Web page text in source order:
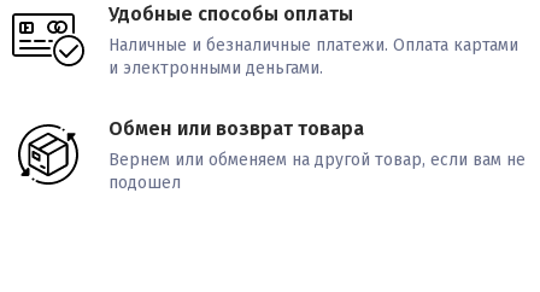
Удобные способы оплаты
Наличные и безналичные платежи. Оплата картами
и электронными деньгами.
Обмен или возврат товара
Вернем или обменяем на другой товар, если вам не
подошел